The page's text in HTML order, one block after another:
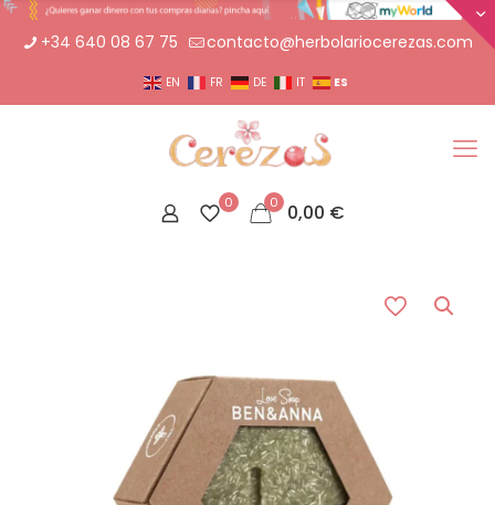
+34 640 08 67 75 contacto@herbolariocerezas.com
EN FR DE IT ES
0 0 0,00 €